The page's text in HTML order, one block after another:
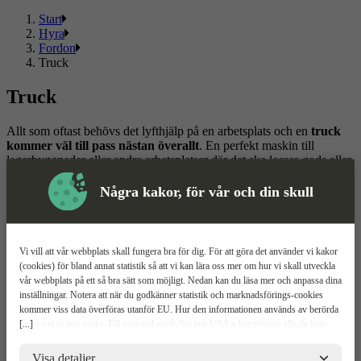
Några kakor, för vår och din skull
[...]
Vi vill att vår webbplats skall fungera bra för dig. För att göra det använder vi kakor
(cookies) för bland annat statistik så att vi kan lära oss mer om hur vi skall utveckla
vår webbplats på ett så bra sätt som möjligt. Nedan kan du läsa mer och anpassa dina
inställningar. Notera att när du godkänner statistik och marknadsförings-cookies
kommer viss data överföras utanför EU. Hur den informationen används av berörda
bolag vet vi inte exakt. Till exempel uppfyller inte USA:s lagstiftning alla de krav
risker för dina personuppgifter. De berörda bolagen måste lämna över uppgifter till
Visa detaljer
Start
Hyra
Fordon
Truck
Truck
Allt som oftast behövs det lyfthjälp på en arbetsplats och en truck
kommer väl till pass nästan överallt. En perfekt maskin till
lagerbyggnader eller andra arbetsplatser där det ska lossas gods eller
på annat sätt hanteras pallgods.
Tips! Tänk på att föraren av trucken behöver ha ett truckkort som
Läs mer Läs mindre
Om ToolPal
Om oss
Våra depåer